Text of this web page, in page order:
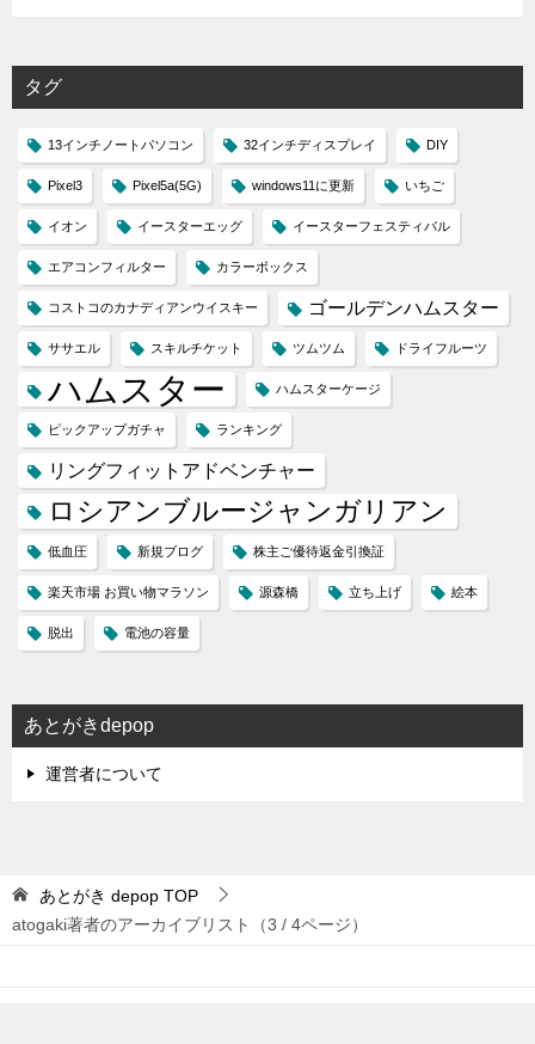
タグ
13インチノートパソコン 32インチディスプレイ DIY
Pixel3 Pixel5a(5G) windows11に更新 いちご
イオン イースターエッグ イースターフェスティバル
エアコンフィルター カラーボックス
コストコのカナディアンウイスキー ゴールデンハムスター
ササエル スキルチケット ツムツム ドライフルーツ
ハムスター ハムスターケージ
ピックアップガチャ ランキング
リングフィットアドベンチャー
ロシアンブルージャンガリアン
低血圧 新規ブログ 株主ご優待返金引換証
楽天市場 お買い物マラソン 源森橋 立ち上げ 絵本
脱出 電池の容量
あとがきdepop
運営者について
あとがき depop TOP
atogaki著者のアーカイブリスト（3 / 4ページ）